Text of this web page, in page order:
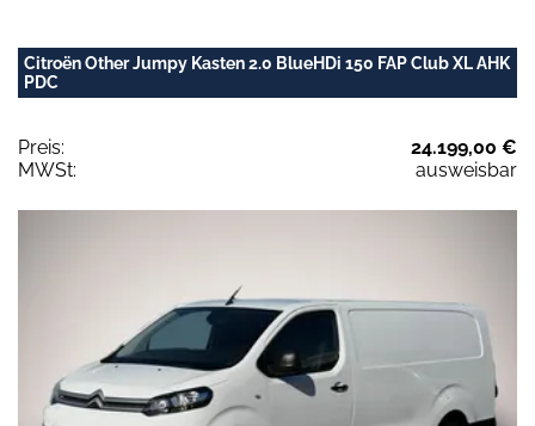
Citroën Other Jumpy Kasten 2.0 BlueHDi 150 FAP Club XL AHK
PDC
Preis:
24.199,00 €
MWSt:
ausweisbar